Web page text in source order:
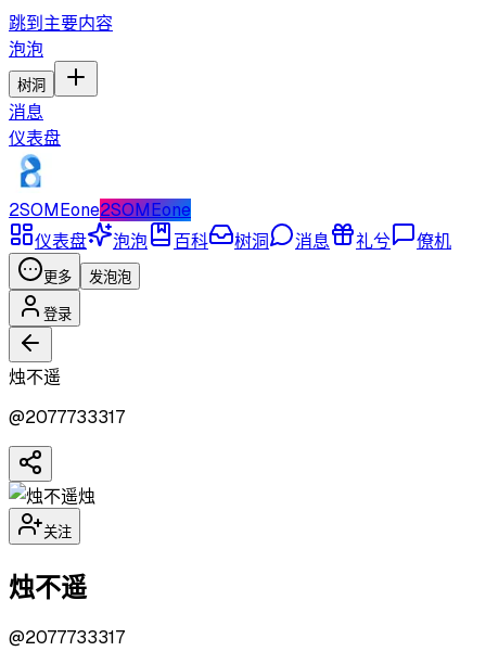
跳到主要内容
泡泡
树洞
消息
仪表盘
2SOMEone2SOMEone
仪表盘
泡泡 百科 树洞 消息 礼兮 僚机
更多 发泡泡
登录
烛不遥
@2077733317
烛
关注
烛不遥
@2077733317